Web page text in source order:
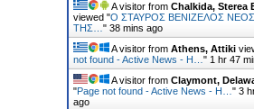
A visitor from Chalkida, Sterea
viewed "Ο ΣΤΑΥΡΟΣ ΒΕΝΙΖΕΛΟΣ
ΤΗΣ… " 38 mins ago
A visitor from Athens, Attiki
not found - Active News - Η… " 1 hr 47
A visitor from Claymont,
"Page not found - Active News - Η… " 3
ago